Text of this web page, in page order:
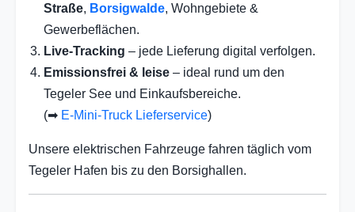
Straße, Borsigwalde, Wohngebiete &
Gewerbeflächen.
Live-Tracking – jede Lieferung digital verfolgen.
Emissionsfrei & leise – ideal rund um den
Tegeler See und Einkaufsbereiche.
(➡ E-Mini-Truck Lieferservice)
Unsere elektrischen Fahrzeuge fahren täglich vom
Tegeler Hafen bis zu den Borsighallen.